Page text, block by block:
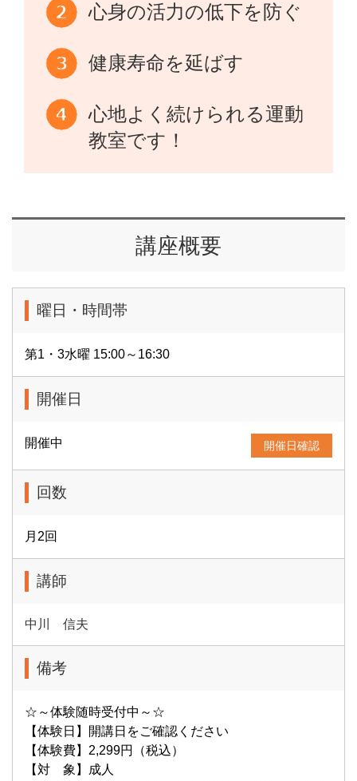
心身の活力の低下を防ぐ
健康寿命を延ばす
心地よく続けられる運動
教室です！
講座概要
曜日・時間帯
第1・3水曜 15:00～16:30
開催日
開催中 開催日確認
回数
月2回
講師
中川 信夫
備考
☆～体験随時受付中～☆
【体験日】開講日をご確認ください
【体験費】2,299円（税込）
【対 象】成人